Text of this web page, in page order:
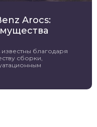
Arocs:
благодаря
сборки,